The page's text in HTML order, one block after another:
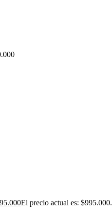
El precio actual es: $995.000.